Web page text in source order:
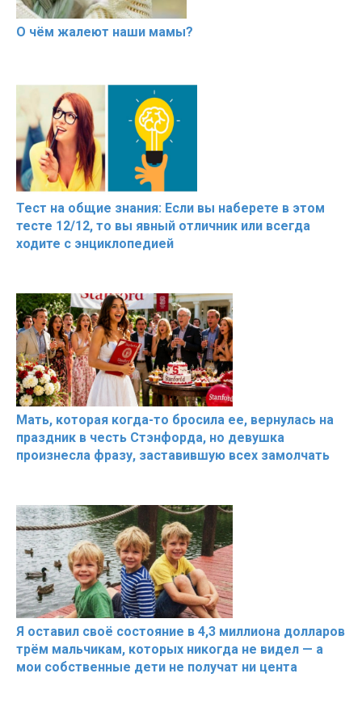
О чём жалеют наши мамы?
Тест на общие знания: Если вы наберете в этом
тесте 12/12, то вы явный отличник или всегда
ходите с энциклопедией
Мать, которая когда-то бросила ее, вернулась на
праздник в честь Стэнфорда, но девушка
произнесла фразу, заставившую всех замолчать
Я оставил своё состояние в 4,3 миллиона долларов
трём мальчикам, которых никогда не видел — а
мои собственные дети не получат ни цента